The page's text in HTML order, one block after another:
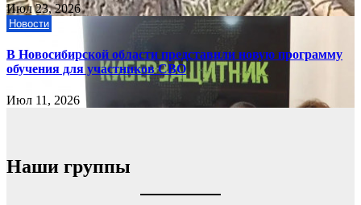
Июл 23, 2026
Новости
В Новосибирской области представили новую программу
обучения для участников СВО
Июл 11, 2026
Наши группы